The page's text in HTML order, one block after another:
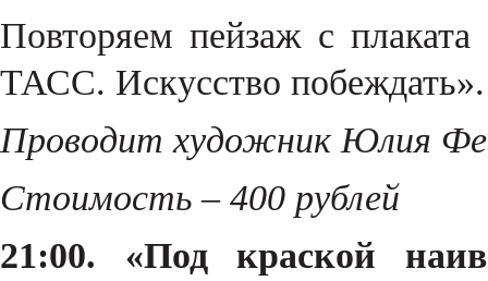
Повторяем пейзаж с
ТАСС. Искусство
Проводит художник Юлия
Стоимость – 400 рублей
21:00. «Под краской